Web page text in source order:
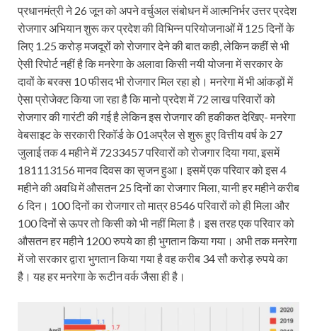
प्रधानमंत्री ने 26 जून को अपने वर्चुअल संबोधन में आत्मनिर्भर उत्तर प्रदेश
रोजगार अभियान शुरू कर प्रदेश की विभिन्न परियोजनाओं में 125 दिनों के
लिए 1.25 करोड़ मजदूरों को रोजगार देने की बात कही, लेकिन कहीं से भी
ऐसी रिपोर्ट नहीं है कि मनरेगा के अलावा किसी नयी योजना में सरकार के
दावों के बरक्स 10 फीसद भी रोजगार मिल रहा हो। मनरेगा में भी आंकड़ों में
ऐसा प्रोजेक्ट किया जा रहा है कि मानो प्रदेश में 72 लाख परिवारों को
रोजगार की गारंटी की गई है लेकिन इस रोजगार की हकीकत देखिए- मनरेगा
वेबसाइट के सरकारी रिकॉर्ड के 01अप्रैल से शुरू हुए वित्तीय वर्ष के 27
जुलाई तक 4 महीने में 7233457 परिवारों को रोजगार दिया गया, इसमें
181113156 मानव दिवस का सृजन हुआ। इसमें एक परिवार को इस 4
महीने की अवधि में औसतन 25 दिनों का रोजगार मिला, यानी हर महीने करीब
6 दिन। 100 दिनों का रोजगार तो मात्र 8546 परिवारों को ही मिला और
100 दिनों से ऊपर तो किसी को भी नहीं मिला है। इस तरह एक परिवार को
औसतन हर महीने 1200 रुपये का ही भुगतान किया गया। अभी तक मनरेगा
में जो सरकार द्वारा भुगतान किया गया है वह करीब 34 सौ करोड़ रुपये का
है। यह हर मनरेगा के रूटीन वर्क जैसा ही है।